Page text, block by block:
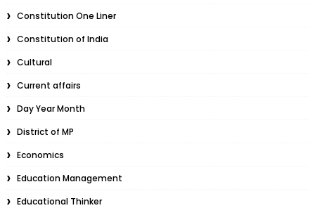
Constitution One Liner
Constitution of India
Cultural
Current affairs
Day Year Month
District of MP
Economics
Education Management
Educational Thinker